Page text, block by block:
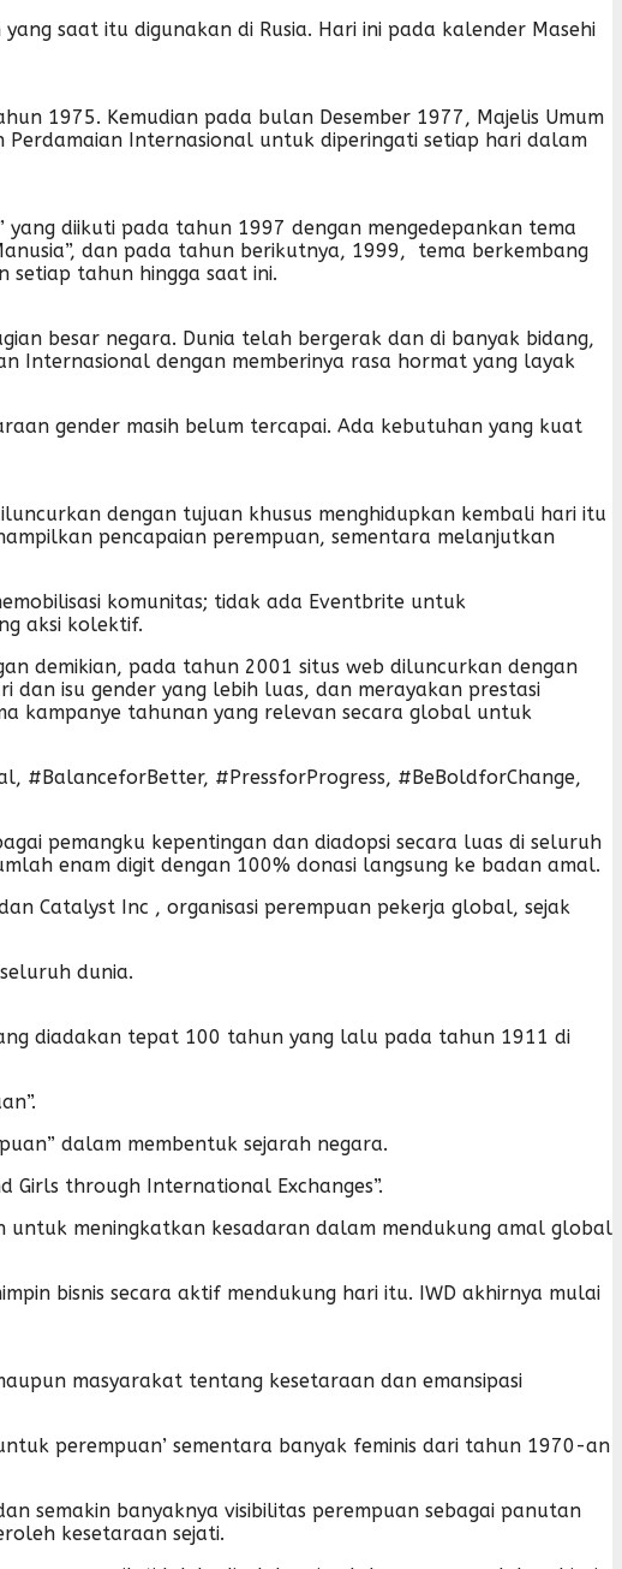
saat itu digunakan di Rusia. Hari ini pada kalender Masehi
1975. Kemudian pada bulan Desember 1977, Majelis Umum
Perdamaian Internasional untuk diperingati setiap hari dalam
diikuti pada tahun 1997 dengan mengedepankan tema
dan pada tahun berikutnya, 1999, tema berkembang
setiap tahun hingga saat ini.
besar negara. Dunia telah bergerak dan di banyak bidang,
Internasional dengan memberinya rasa hormat yang layak
gender masih belum tercapai. Ada kebutuhan yang kuat
dengan tujuan khusus menghidupkan kembali hari itu
pencapaian perempuan, sementara melanjutkan
komunitas; tidak ada Eventbrite untuk
aksi kolektif.
demikian, pada tahun 2001 situs web diluncurkan dengan
dan isu gender yang lebih luas, dan merayakan prestasi
kampanye tahunan yang relevan secara global untuk
#BalanceforBetter, #PressforProgress, #BeBoldforChange,
pemangku kepentingan dan diadopsi secara luas di seluruh
enam digit dengan 100% donasi langsung ke badan amal.
Catalyst Inc , organisasi perempuan pekerja global, sejak
dunia.
diadakan tepat 100 tahun yang lalu pada tahun 1911 di
dalam membentuk sejarah negara.
Girls through International Exchanges”.
untuk meningkatkan kesadaran dalam mendukung amal global
bisnis secara aktif mendukung hari itu. IWD akhirnya mulai
masyarakat tentang kesetaraan dan emansipasi
perempuan’ sementara banyak feminis dari tahun 1970-an
semakin banyaknya visibilitas perempuan sebagai panutan
kesetaraan sejati.